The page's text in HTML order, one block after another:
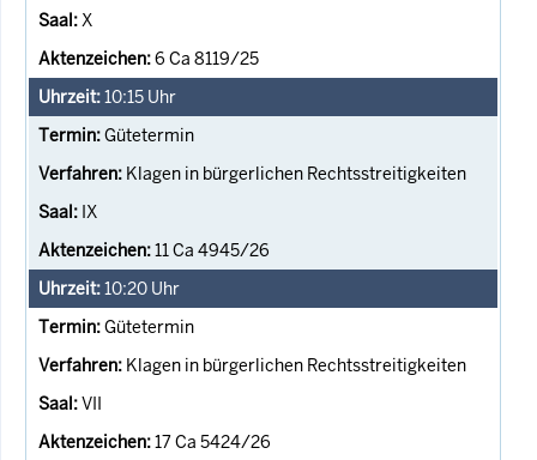
X
6 Ca 8119/25
10:15 Uhr
Gütetermin
Klagen in bürgerlichen Rechtsstreitigkeiten
IX
11 Ca 4945/26
10:20 Uhr
Gütetermin
Klagen in bürgerlichen Rechtsstreitigkeiten
VII
17 Ca 5424/26